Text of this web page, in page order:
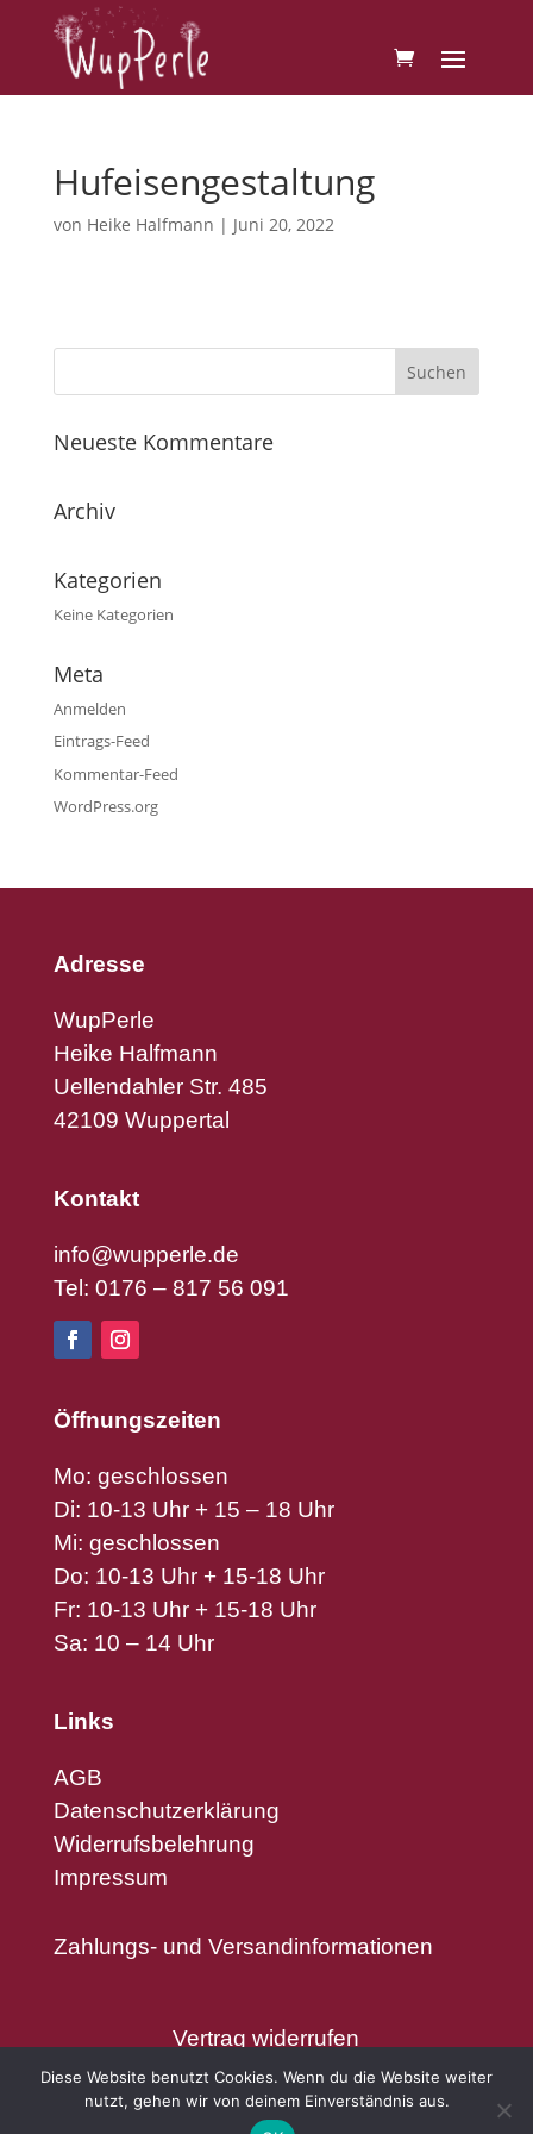
Hufeisengestaltung
von Heike Halfmann | Juni 20, 2022
Neueste Kommentare
Archiv
Kategorien
Keine Kategorien
Meta
Anmelden
Eintrags-Feed
Kommentar-Feed
WordPress.org
Adresse
WupPerle
Heike Halfmann
Uellendahler Str. 485
42109 Wuppertal
Kontakt
info@wupperle.de
Tel: 0176 – 817 56 091
Öffnungszeiten
Mo: geschlossen
Di: 10-13 Uhr + 15 – 18 Uhr
Mi: geschlossen
Do: 10-13 Uhr + 15-18 Uhr
Fr: 10-13 Uhr + 15-18 Uhr
Sa: 10 – 14 Uhr
Links
AGB
Datenschutzerklärung
Widerrufsbelehrung
Impressum
Zahlungs- und Versandinformationen
Vertrag widerrufen
Diese Website benutzt Cookies. Wenn du die Website weiter
nutzt, gehen wir von deinem Einverständnis aus.